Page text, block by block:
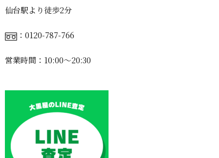
仙台駅より徒歩2分
：0120-787-766
営業時間：10:00〜20:30